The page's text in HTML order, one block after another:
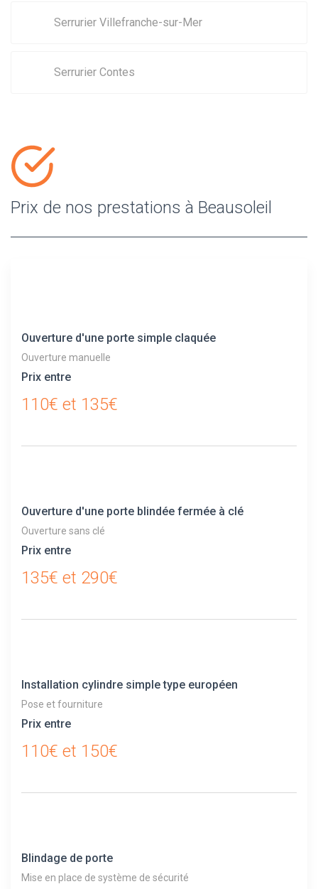
Serrurier Villefranche-sur-Mer
Serrurier Contes
Prix de nos prestations à Beausoleil
Ouverture d'une porte simple claquée
Ouverture manuelle
Prix entre
110€ et 135€
Ouverture d'une porte blindée fermée à clé
Ouverture sans clé
Prix entre
135€ et 290€
Installation cylindre simple type européen
Pose et fourniture
Prix entre
110€ et 150€
Blindage de porte
Mise en place de système de sécurité